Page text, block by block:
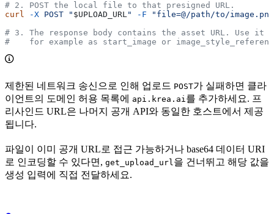
# 2. POST the local file to that presigned URL.
curl -X POST " $UPLOAD_URL" -F "file=@/path/to/
# 3. The response body contains the asset URL. Use
#    for example as start_image or
제한된 네트워크 송신으로 인해 업로드 POST가 실패하면 클라
이언트의 도메인 허용 목록에
api.krea.ai를 추가하세요. 프
리사인드 URL은 나머지 공개 API와 동일한 호스트에서 제공
됩니다.
파일이 이미 공개 URL로 접근 가능하거나 base64 데이터 URI
로 인코딩할 수 있다면, get_upload_url을 건너뛰고 해당 값을
생성 입력에 직접 전달하세요.